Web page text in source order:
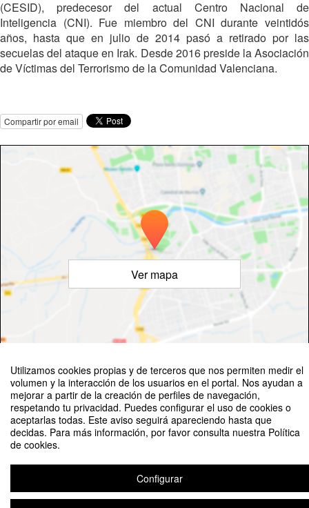
Utilizamos cookies propias y de terceros que nos permiten medir el
volumen y la interacción de los usuarios en el portal. Nos ayudan a
mejorar a partir de la creación de perfiles de navegación,
respetando tu privacidad. Puedes configurar el uso de cookies o
aceptarlas todas. Este aviso seguirá apareciendo hasta que
decidas. Para más información, por favor consulta nuestra Política
de cookies.
Configurar
(CESID), predecesor del actual Centro Nacional de
Inteligencia (CNI). Fue miembro del CNI durante veintidós
años, hasta que en julio de 2014 pasó a retirado por las
secuelas del ataque en Irak. Desde 2016 preside la Asociación
de Víctimas del Terrorismo de la Comunidad Valenciana.
Compartir por email
Ver mapa
Presentación del libro “Tres días de noviembre”
Aviso legal|Contacto
Plataforma de organización de eventos Symposium